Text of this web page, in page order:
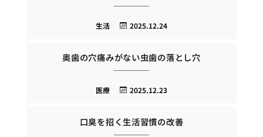
2025.12.24
生活
奥歯の穴痛みがない虫歯の落とし穴
2025.12.23
医療
口臭を招く生活習慣の改善